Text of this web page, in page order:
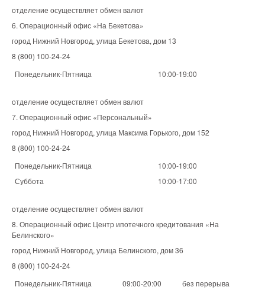
отделение осуществляет обмен валют
6. Операционный офис «На Бекетова»
город Нижний Новгород, улица Бекетова, дом 13
8 (800) 100-24-24
Понедельник-Пятница
10:00-19:00
отделение осуществляет обмен валют
7. Операционный офис «Персональный»
город Нижний Новгород, улица Максима Горького, дом 152
8 (800) 100-24-24
Понедельник-Пятница
10:00-19:00
Суббота
10:00-17:00
отделение осуществляет обмен валют
8. Операционный офис Центр ипотечного кредитования «На
Белинского»
город Нижний Новгород, улица Белинского, дом 36
8 (800) 100-24-24
Понедельник-Пятница
09:00-20:00 без перерыва